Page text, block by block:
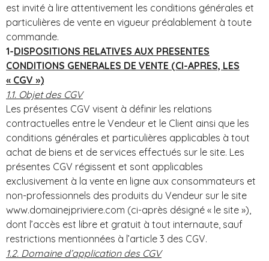
est invité à lire attentivement les conditions générales et
particulières de vente en vigueur préalablement à toute
commande.
1-DISPOSITIONS RELATIVES AUX PRESENTES
CONDITIONS GENERALES DE VENTE (CI-APRES, LES
« CGV »)
1.1. Objet des CGV
Les présentes CGV visent à définir les relations
contractuelles entre le Vendeur et le Client ainsi que les
conditions générales et particulières applicables à tout
achat de biens et de services effectués sur le site. Les
présentes CGV régissent et sont applicables
exclusivement à la vente en ligne aux consommateurs et
non-professionnels des produits du Vendeur sur le site
www.domainejpriviere.com (ci-après désigné « le site »),
dont l’accès est libre et gratuit à tout internaute, sauf
restrictions mentionnées à l’article 3 des CGV.
1.2. Domaine d’application des CGV